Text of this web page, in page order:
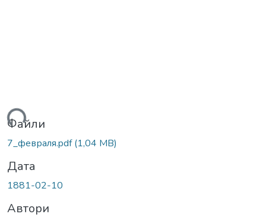
Файли
7_февраля.pdf(1,04 MB)
Дата
1881-02-10
Автори